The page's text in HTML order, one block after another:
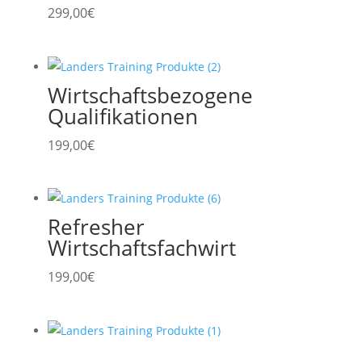
299,00€
Wirtschaftsbezogene
Qualifikationen
199,00€
Refresher
Wirtschaftsfachwirt
199,00€